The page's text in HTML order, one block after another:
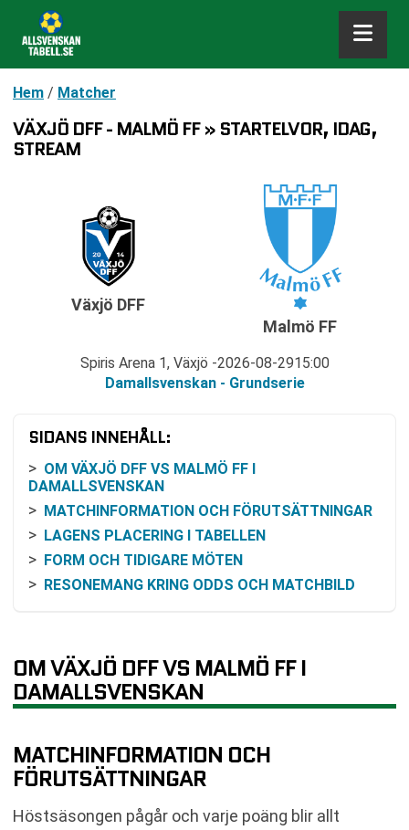
Hem / Matcher
VÄXJÖ DFF - MALMÖ FF » STARTELVOR, IDAG,
STREAM
Växjö DFF
Spiris Arena 1, Växjö 2026-08-2915:00
Damallsvenskan - Grundserie
Malmö FF
SIDANS INNEHÅLL:
OM VÄXJÖ DFF VS MALMÖ FF I
DAMALLSVENSKAN
MATCHINFORMATION OCH FÖRUTSÄTTNINGAR
LAGENS PLACERING I TABELLEN
FORM OCH TIDIGARE MÖTEN
RESONEMANG KRING ODDS OCH MATCHBILD
TABELL
RELATERADE NYHETER
OM VÄXJÖ DFF VS MALMÖ FF I
DAMALLSVENSKAN
MATCHINFORMATION OCH
FÖRUTSÄTTNINGAR
Höstsäsongen pågår och varje poäng blir allt